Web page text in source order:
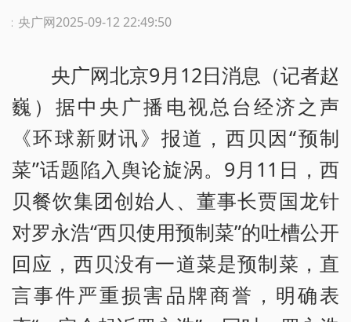
2025-09-12 22:49:50
：央广网
央广网北京9月12日消息（记者赵
巍）据中央广播电视总台经济之声
《环球新财讯》报道，西贝因“预制
菜”话题陷入舆论旋涡。9月11日，西
贝餐饮集团创始人、董事长贾国龙针
对罗永浩“西贝使用预制菜”的吐槽公开
回应，西贝没有一道菜是预制菜，直
言事件严重损害品牌商誉，明确表